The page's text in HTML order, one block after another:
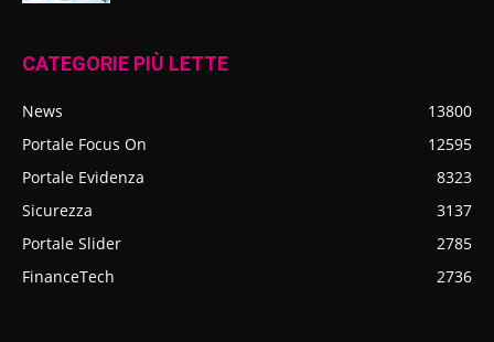
CATEGORIE PIÙ LETTE
News
13800
Portale Focus On
12595
Portale Evidenza
8323
Sicurezza
3137
Portale Slider
2785
FinanceTech
2736